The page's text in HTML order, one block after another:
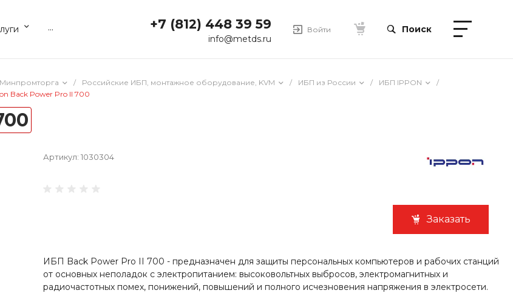
... +7 (812) 448 39 59
info@metds.ru
Войти Поиск
/ Российские ИБП, монтажное оборудование, KVM / ИБП из России / ИБП IPPON
/
Back Power Pro II 700
Артикул: 1030304
Заказать
ИБП Back Power Pro II 700 - предназначен для защиты персональных компьютеров и рабочих станций
от основных неполадок с электропитанием: высоковольтных выбросов, электромагнитных и
радиочастотных помех, понижений, повышений и полного исчезновения напряжения в электросети.